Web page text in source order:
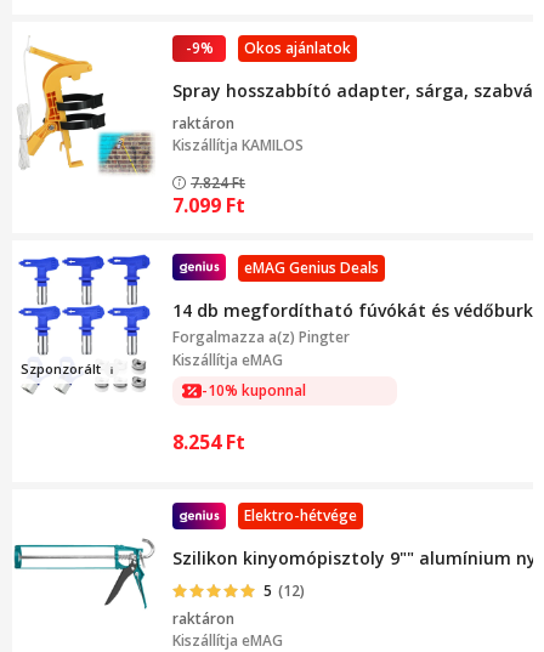
Okos ajánlatok
-9%
Spray hosszabbító adapter, sárga,
raktáron
Kiszállítja KAMILOS
7.824Ft
7.099 Ft
Szponzorált
eMAG Genius Deals
14 db megfordítható fúvókát és
Forgalmazza a(z) Pingter
Kiszállítja eMAG
-10% kuponnal
8.254Ft
Elektro-hétvége
Szilikon kinyomópisztoly 9"" alumínium
5 (12)
raktáron
Kiszállítja eMAG